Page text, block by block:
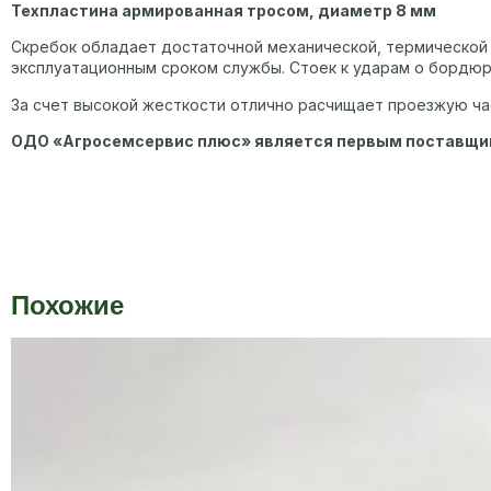
Техпластина армированная тросом, диаметр 8 мм
Скребок обладает достаточной механической,
эксплуатационным сроком службы. Стоек к ударам о
За счет высокой жесткости отлично расчищает проезжую
ОДО «Агросемсервис плюс» является первым
Похожие